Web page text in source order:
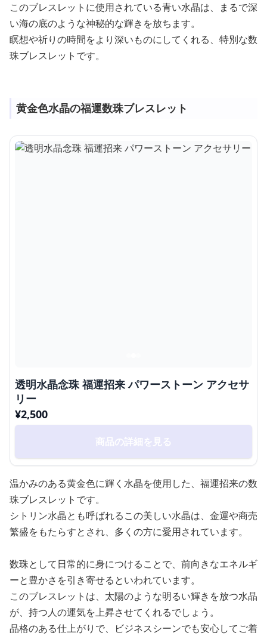
このブレスレットに使用されている青い水晶は、まるで深
い海の底のような神秘的な輝きを放ちます。
瞑想や祈りの時間をより深いものにしてくれる、特別な数
珠ブレスレットです。
黄金色水晶の福運数珠ブレスレット
透明水晶念珠 福運招来 パワーストーン アクセサ
リー
¥2,500
商品の詳細を見る
温かみのある黄金色に輝く水晶を使用した、福運招来の数
珠ブレスレットです。
シトリン水晶とも呼ばれるこの美しい水晶は、金運や商売
繁盛をもたらすとされ、多くの方に愛用されています。
数珠として日常的に身につけることで、前向きなエネルギ
ーと豊かさを引き寄せるといわれています。
このブレスレットは、太陽のような明るい輝きを放つ水晶
が、持つ人の運気を上昇させてくれるでしょう。
品格のある仕上がりで、ビジネスシーンでも安心してご着